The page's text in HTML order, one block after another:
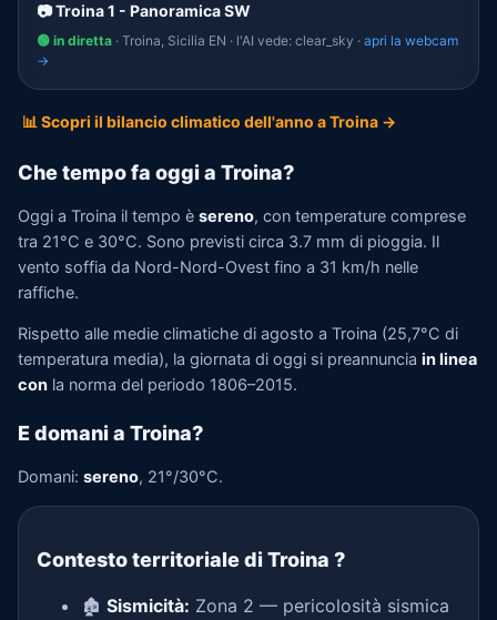
📷 Troina 1 - Panoramica SW
🟢 in diretta · Troina, Sicilia EN · l'AI vede: clear_sky · apri la webcam
→
📊 Scopri il bilancio climatico dell'anno a Troina →
Che tempo fa oggi a Troina?
Oggi a Troina il tempo è sereno, con temperature comprese
tra 21°C e 30°C. Sono previsti circa 3.7 mm di pioggia. Il
vento soffia da Nord-Nord-Ovest fino a 31 km/h nelle
raffiche.
Rispetto alle medie climatiche di agosto a Troina (25,7°C di
temperatura media), la giornata di oggi si preannuncia in linea
con la norma del periodo 1806–2015.
E domani a Troina?
Domani: sereno, 21°/30°C.
Contesto territoriale di Troina ?
🏚️ Sismicità: Zona 2 — pericolosità sismica